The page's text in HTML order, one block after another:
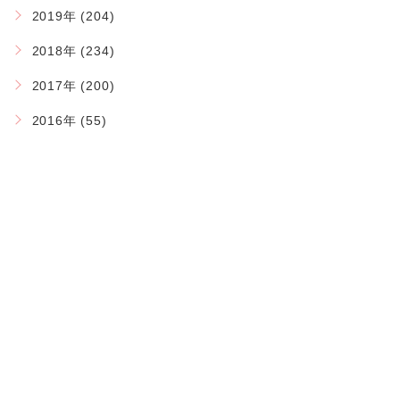
2019年 (204)
2018年 (234)
2017年 (200)
2016年 (55)